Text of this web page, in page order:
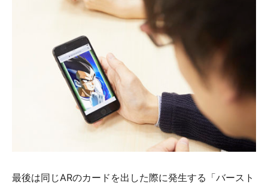
最後は同じARのカードを出した際に発生する「バースト